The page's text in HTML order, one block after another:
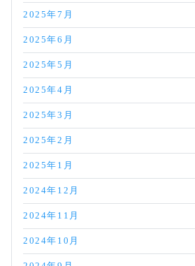
2025年7月
2025年6月
2025年5月
2025年4月
2025年3月
2025年2月
2025年1月
2024年12月
2024年11月
2024年10月